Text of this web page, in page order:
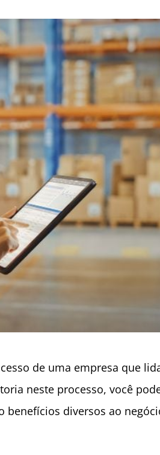
de uma empresa que
neste processo, você
benefícios diversos ao